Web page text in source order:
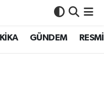
GÜNDEM